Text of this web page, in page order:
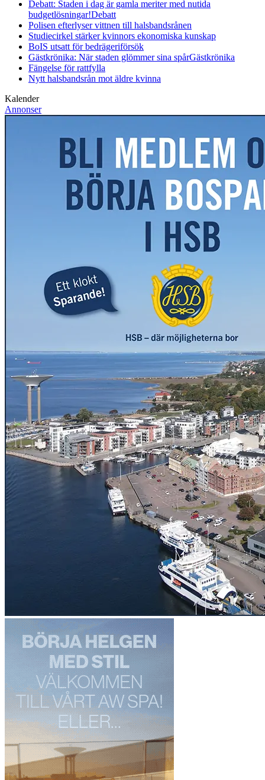
Debatt: Staden i dag är gamla meriter med nutida
budgetlösningar!Debatt
Polisen efterlyser vittnen till halsbandsrånen
Studiecirkel stärker kvinnors ekonomiska kunskap
BoIS utsatt för bedrägeriförsök
Gästkrönika: När staden glömmer sina spårGästkrönika
Fängelse för rattfylla
Nytt halsbandsrån mot äldre kvinna
Kalender
Annonser